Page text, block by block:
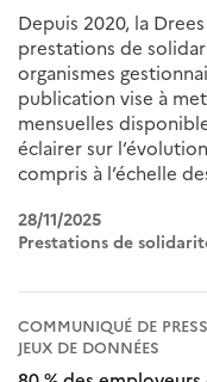
Depuis 2020, la
prestations de
organismes
publication vise à
mensuelles
éclairer sur
compris à l’échelle
28/11/2025
Prestations de
COMMUNIQUÉ DE
JEUX DE DONNÉES